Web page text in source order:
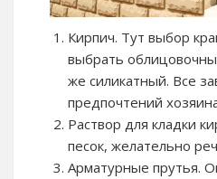
Кирпич. Тут выбор
выбрать
же силикатный. Все
предпочтений
Раствор для кладки
песок, желательно
Арматурные прутья.